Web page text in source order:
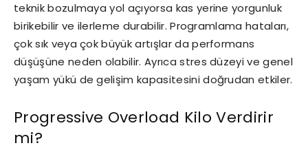
teknik bozulmaya yol açıyorsa kas yerine yorgunluk
birikebilir ve ilerleme durabilir. Programlama hataları,
çok sık veya çok büyük artışlar da performans
düşüşüne neden olabilir. Ayrıca stres düzeyi ve genel
yaşam yükü de gelişim kapasitesini doğrudan etkiler.
Progressive Overload Kilo Verdirir
mi?